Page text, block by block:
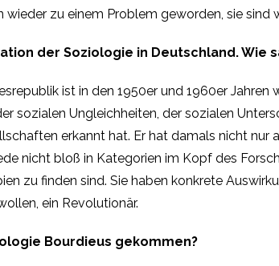
wieder zu einem Problem geworden, sie
der Soziologie in Deutschland. Wie
ist in den 1950er und 1960er
sozialen Ungleichheiten, der sozialen
erkannt hat. Er hat damals nicht
nicht bloß in Kategorien im Kopf des
zu finden sind. Sie haben konkrete
ein Revolutionär.
Bourdieus gekommen?